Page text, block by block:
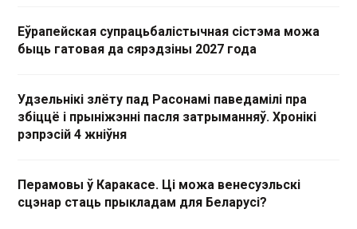
Еўрапейская супрацьбалістычная сістэма можа
быць гатовая да сярэдзіны 2027 года
Удзельнікі злёту пад Расонамі паведамілі пра
збіццё і прыніжэнні пасля затрыманняў. Хронікі
рэпрэсій 4 жніўня
Перамовы ў Каракасе. Ці можа венесуэльскі
сцэнар стаць прыкладам для Беларусі?